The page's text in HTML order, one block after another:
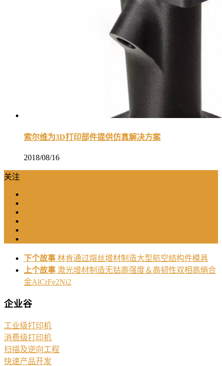
索尔维为3D打印部件提供仿真解决方案
2018/08/16
关注
下个故事 林肯通过熔丝增材制造大型航空结构件模具
上个故事 激光增材制造无钴高强度＆高韧性双相高熵合
金AlCrFe2Ni2
企业谷
工业级打印机
消费级打印机
扫描及逆向工程
快速产品开发